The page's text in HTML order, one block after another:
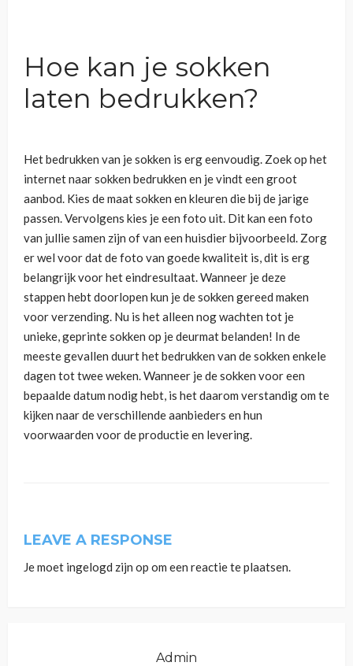
Hoe kan je sokken
laten bedrukken?
Het bedrukken van je sokken is erg eenvoudig. Zoek op het
internet naar sokken bedrukken en je vindt een groot
aanbod. Kies de maat sokken en kleuren die bij de jarige
passen. Vervolgens kies je een foto uit. Dit kan een foto
van jullie samen zijn of van een huisdier bijvoorbeeld. Zorg
er wel voor dat de foto van goede kwaliteit is, dit is erg
belangrijk voor het eindresultaat. Wanneer je deze
stappen hebt doorlopen kun je de sokken gereed maken
voor verzending. Nu is het alleen nog wachten tot je
unieke, geprinte sokken op je deurmat belanden! In de
meeste gevallen duurt het bedrukken van de sokken enkele
dagen tot twee weken. Wanneer je de sokken voor een
bepaalde datum nodig hebt, is het daarom verstandig om te
kijken naar de verschillende aanbieders en hun
voorwaarden voor de productie en levering.
LEAVE A RESPONSE
Je moet ingelogd zijn op om een reactie te plaatsen.
Admin